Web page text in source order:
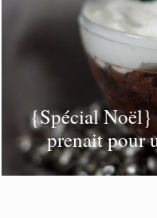
{Spécial Noël}
prenait pour